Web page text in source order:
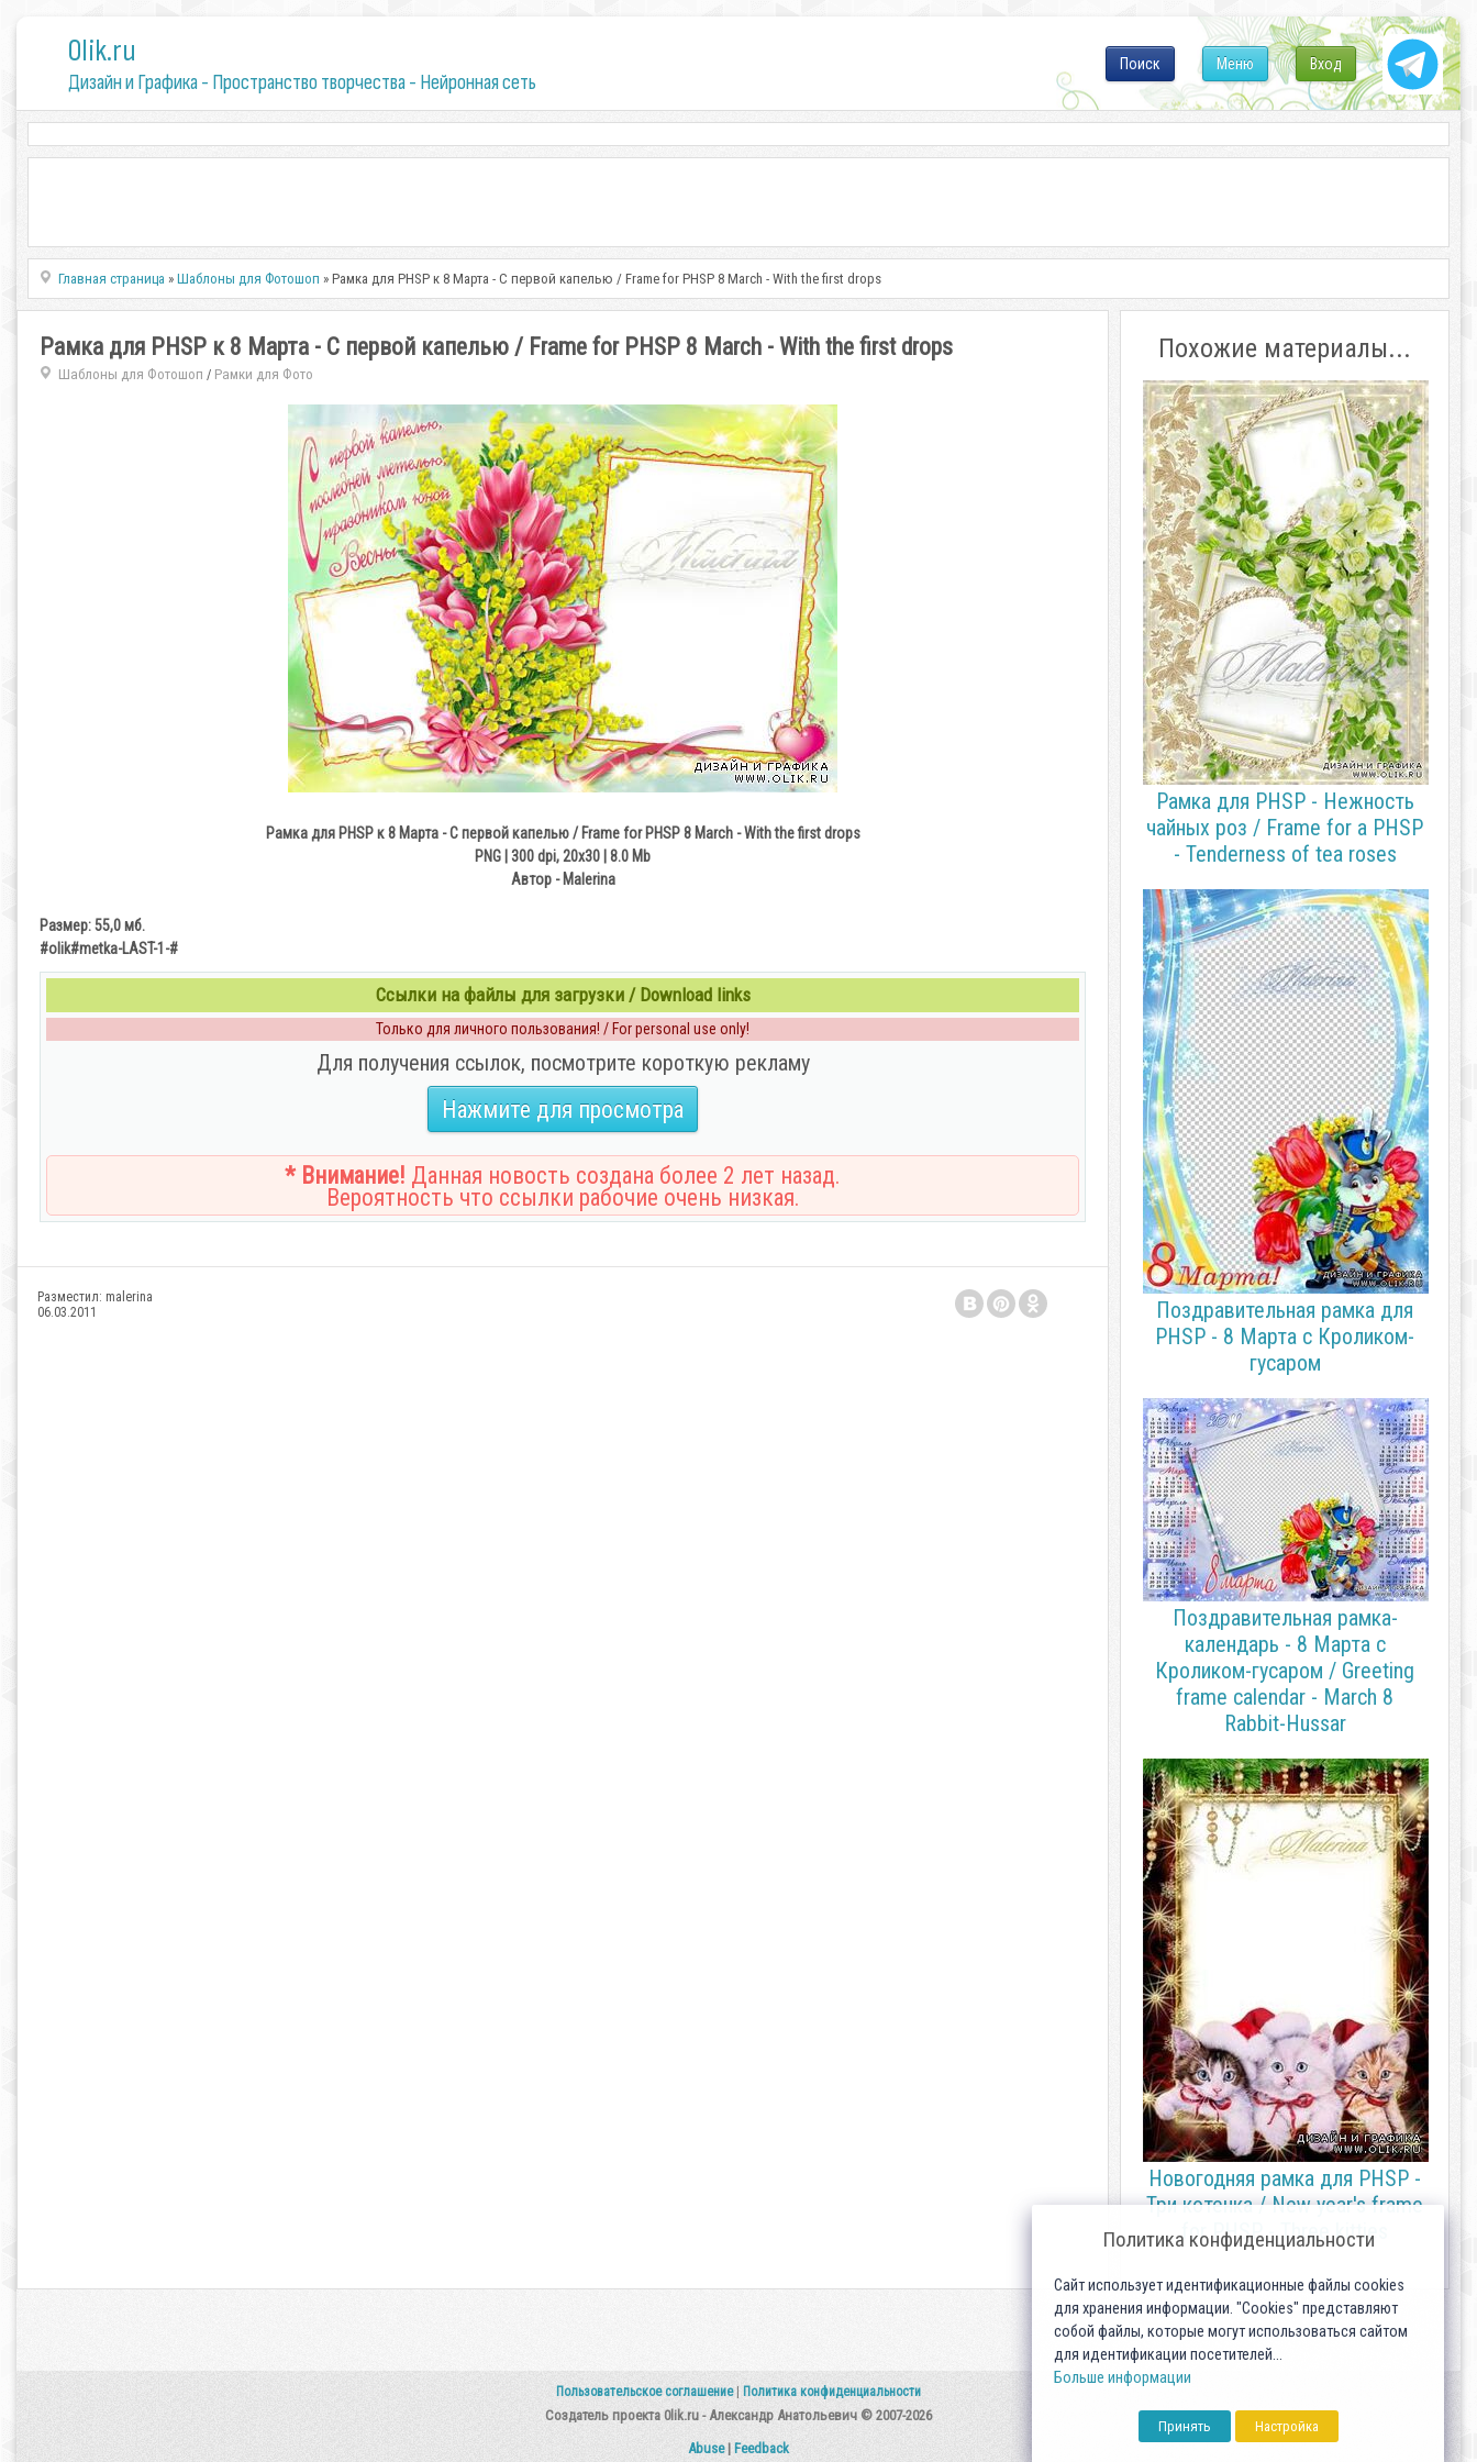
0lik.ru
Дизайн и Графика - Пространство творчества - Нейронная сеть
Вход
Меню
Поиск
Главная страница »Шаблоны для Фотошоп » Рамка для PHSP к 8 Марта - С первой капелью / Frame for PHSP 8 March - With the first drops
Рамка для PHSP к 8 Марта - С первой капелью / Frame for PHSP 8 March - With the first drops
Шаблоны для Фотошоп / Рамки для Фото
Рамка для PHSP к 8 Марта - С первой капелью / Frame for PHSP 8 March - With the first drops
PNG | 300 dpi, 20х30 | 8.0 Мb
Автор - Malerina
Размер: 55,0 мб.
#olik#metka-LAST-1-#
Ссылки на файлы для загрузки / Download links
Только для личного пользования! / For personal use only!
Для получения ссылок, посмотрите короткую рекламу
Нажмите для просмотра
* Внимание! Данная новость создана более 2 лет назад.
Вероятность что ссылки рабочие очень низкая.
Разместил: malerina
06.03.2011
Похожие материалы...
Рамка для PHSP - Нежность
чайных роз / Frame for a PHSP
- Tenderness of tea roses
Поздравительная рамка для
PHSP - 8 Марта с Кроликом-
гусаром
Поздравительная рамка-
календарь - 8 Марта с
Кроликом-гусаром / Greeting
frame calendar - March 8
Rabbit-Hussar
Новогодняя рамка для PHSP -
Три котенка / New year's frame
for PHSP - Three kitties
Пользовательское соглашение Политика конфиденциальности
Создатель проекта 0lik.ru - Александр Анатольевич © 2007-2026
Abuse| Feedback
Политика конфиденциальности
Сайт использует идентификационные файлы cookies
для хранения информации. "Cookies" представляют
собой файлы, которые могут использоваться сайтом
для идентификации посетителей...
Больше информации
Принять Настройка